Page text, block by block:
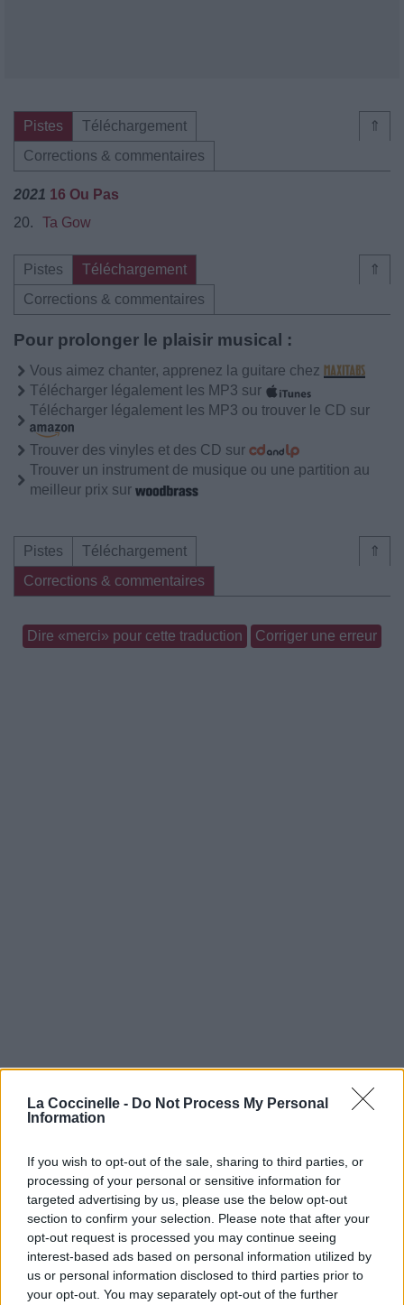
La Coccinelle - Do Not Process My Personal
Information
If you wish to opt-out of the sale, sharing to third parties, or
processing of your personal or sensitive information for
targeted advertising by us, please use the below opt-out
section to confirm your selection. Please note that after your
opt-out request is processed you may continue seeing
interest-based ads based on personal information utilized by
us or personal information disclosed to third parties prior to
your opt-out. You may separately opt-out of the further
⇑
Pistes
Téléchargement
Corrections & commentaires
2021 16 Ou Pas
20.
Ta Gow
⇑
Pistes
Téléchargement
Corrections & commentaires
Pour prolonger le plaisir musical :
Vous aimez chanter, apprenez la guitare chez
Télécharger légalement les MP3 sur
Télécharger légalement les MP3 ou trouver le CD sur
Trouver des vinyles et des CD sur
Trouver un instrument de musique ou une partition au
meilleur prix sur
⇑
Pistes
Téléchargement
Corrections & commentaires
Dire «merci» pour cette traduction Corriger une erreur